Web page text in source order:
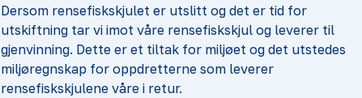
Dersom rensefiskskjulet er utslitt og det er tid for
utskiftning tar vi imot våre rensefiskskjul og leverer til
gjenvinning. Dette er et tiltak for miljøet og det utstedes
miljøregnskap for oppdretterne som leverer
rensefiskskjulene våre i retur.